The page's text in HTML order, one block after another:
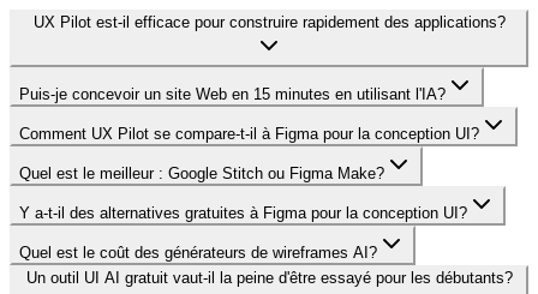
UX Pilot est-il efficace pour construire rapidement des applications?
Puis-je concevoir un site Web en 15 minutes en utilisant l'IA?
Comment UX Pilot se compare-t-il à Figma pour la conception UI?
Quel est le meilleur : Google Stitch ou Figma Make?
Y a-t-il des alternatives gratuites à Figma pour la conception UI?
Quel est le coût des générateurs de wireframes AI?
Un outil UI AI gratuit vaut-il la peine d'être essayé pour les débutants?